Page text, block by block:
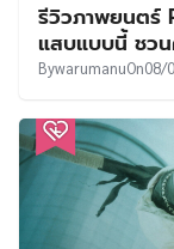
รีวิวภาพยนตร์
แสบแบบนี้ ชวน
BywarumanuOn08/